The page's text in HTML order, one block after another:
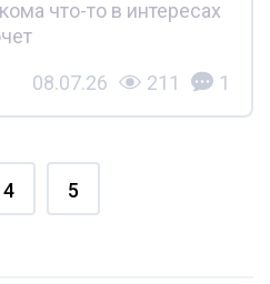
что-то в интересах
08.07.26 211 1
4 5